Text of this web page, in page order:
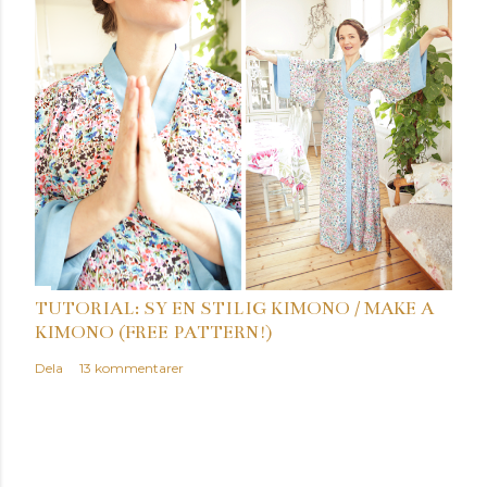
TUTORIAL: SY EN STILIG KIMONO / MAKE A
KIMONO (FREE PATTERN!)
Dela 13 kommentarer